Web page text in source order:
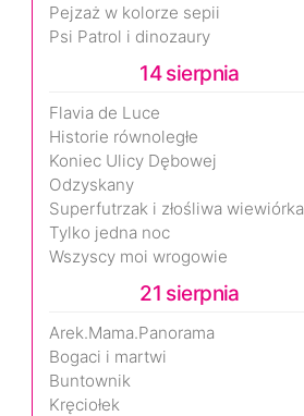
Pejzaż w kolorze sepii
Psi Patrol i dinozaury
14 sierpnia
Flavia de Luce
Historie równoległe
Koniec Ulicy Dębowej
Odzyskany
Superfutrzak i złośliwa wiewiórka
Tylko jedna noc
Wszyscy moi wrogowie
21 sierpnia
Arek.Mama.Panorama
Bogaci i martwi
Buntownik
Kręciołek